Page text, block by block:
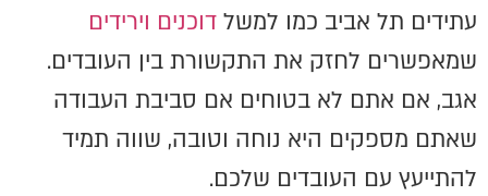
עתידים תל אביב כמו למשל דוכנים וירידים
שמאפשרים לחזק את התקשורת בין העובדים.
אגב, אם אתם לא בטוחים אם סביבת העבודה
שאתם מספקים היא נוחה וטובה, שווה תמיד
להתייעץ עם העובדים שלכם.